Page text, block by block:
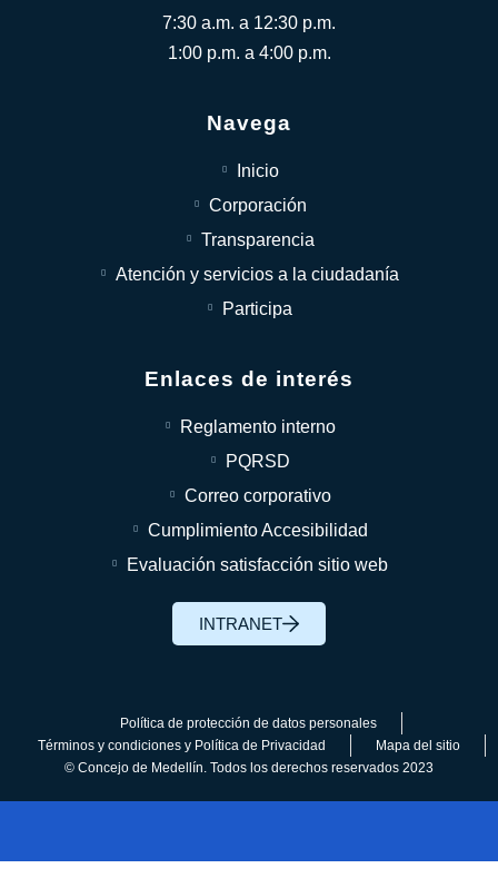
7:30 a.m. a 12:30 p.m.
1:00 p.m. a 4:00 p.m.
Navega
Inicio
Corporación
Transparencia
Atención y servicios a la ciudadanía
Participa
Enlaces de interés
Reglamento interno
PQRSD
Correo corporativo
Cumplimiento Accesibilidad
Evaluación satisfacción sitio web
INTRANET
Política de protección de datos personales
Términos y condiciones y Política de Privacidad
Mapa del sitio
© Concejo de Medellín. Todos los derechos reservados 2023